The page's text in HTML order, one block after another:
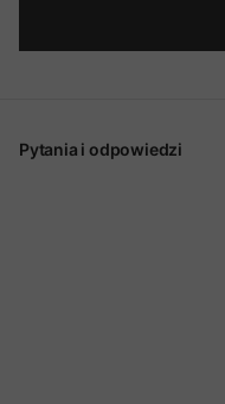
Pytania i odpowiedzi